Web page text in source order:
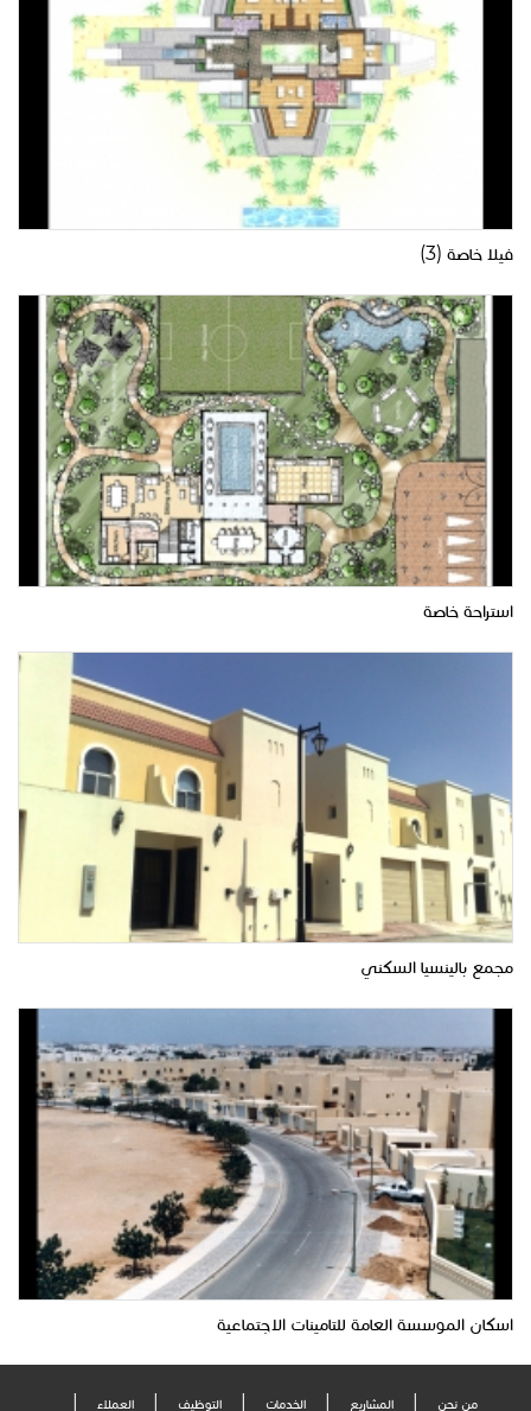
فيلا خاصة (3)
استراحة خاصة
مجمع بالينسيا السكني
اسكان الموسسة العامة للتامينات الاجتماعية
من نحن المشاريع الخدمات التوظيف العملاء